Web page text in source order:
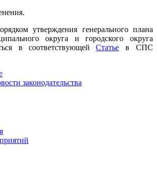
утверждения генерального плана
округа и городского округа
в соответствующейСтатье в СПС
законодательства